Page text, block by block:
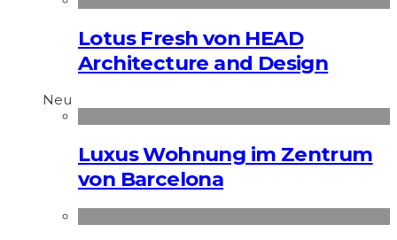
Lotus Fresh von HEAD
Architecture and Design
Neu
Luxus Wohnung im Zentrum
von Barcelona